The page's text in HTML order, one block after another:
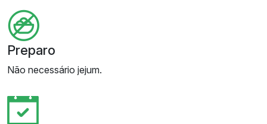
Preparo
Não necessário jejum.